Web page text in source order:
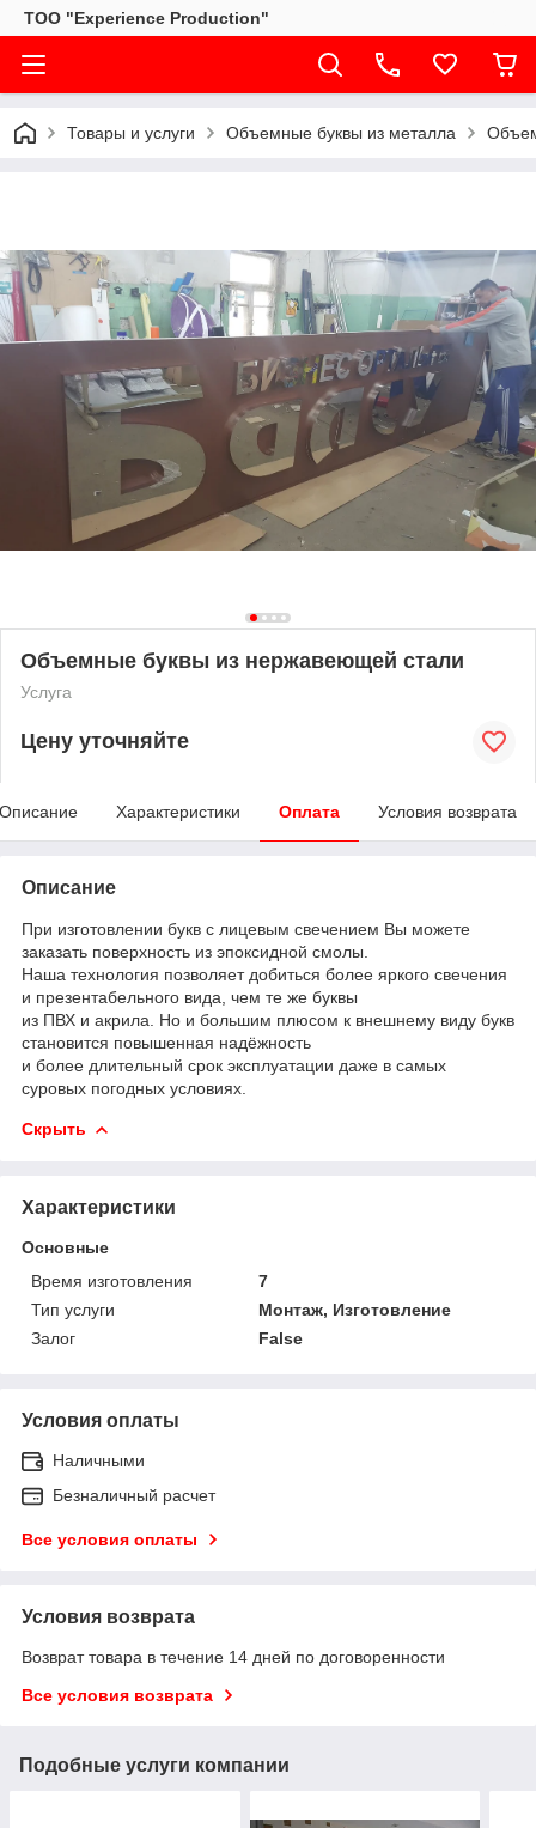
ТОО "Experience Production"
Товары и услуги Объемные буквы из металла
Объемные буквы из нержавеющей стали
Услуга
Цену уточняйте
Описание Характеристики Оплата Условия возврата
Описание
При изготовлении букв с лицевым свечением Вы можете
заказать поверхность из эпоксидной смолы.
Наша технология позволяет добиться более яркого свечения
и презентабельного вида, чем те же буквы
из ПВХ и акрила. Но и большим плюсом к внешнему виду букв
становится повышенная надёжность
и более длительный срок эксплуатации даже в самых
суровых погодных условиях.
Скрыть
Характеристики
Основные
Время изготовления
7
Тип услуги
Монтаж, Изготовление
Залог
False
Условия оплаты
Наличными
Безналичный расчет
Все условия оплаты
Условия возврата
Возврат товара в течение 14 дней по договоренности
Все условия возврата
Подобные услуги компании